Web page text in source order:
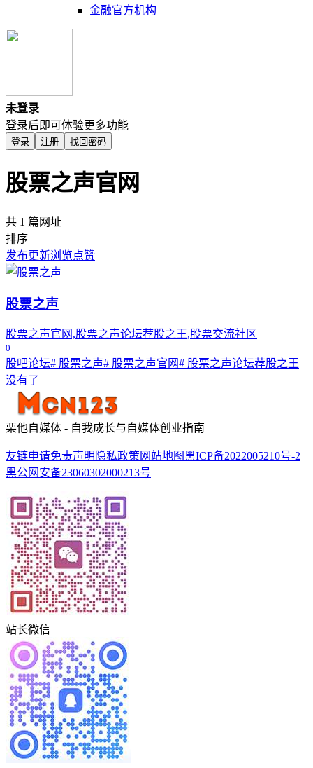
金融官方机构
未登录
登录后即可体验更多功能
登录 注册 找回密码
股票之声官网
共 1 篇网址
排序
发布更新浏览点赞
股票之声
股票之声官网,股票之声论坛荐股之王,股票交流社区
0
股吧论坛# 股票之声# 股票之声官网# 股票之声论坛荐股之王
没有了
栗他自媒体 - 自我成长与自媒体创业指南
友链申请免责声明 隐私政策 网站地图黑ICP备2022005210号-2
黑公网安备23060302000213号
站长微信